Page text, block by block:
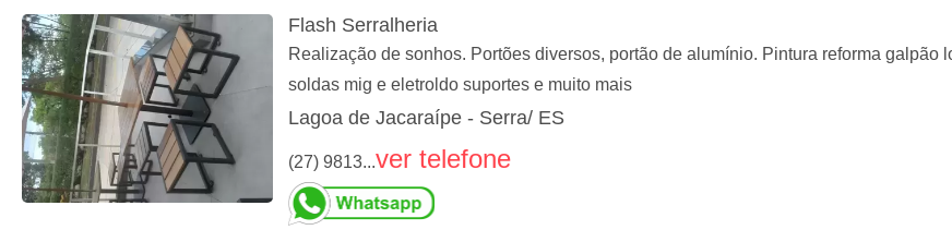
Flash Serralheria
Realização de sonhos. Portões diversos, portão de alumínio. Pintura reforma
soldas mig e eletroldo suportes e muito mais
Lagoa de Jacaraípe - Serra/ ES
(27) 9813...ver telefone